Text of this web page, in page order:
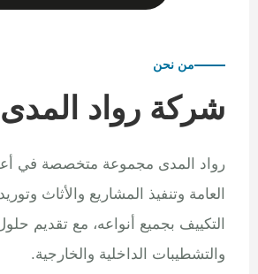
من نحن
شركة رواد المدى
رواد المدى مجموعة متخصصة في
العامة وتنفيذ المشاريع والأثاث
التكييف بجميع أنواعه، مع تقديم
والتشطيبات الداخلية والخارجية.